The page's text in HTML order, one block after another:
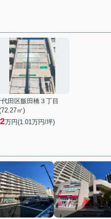
代田区飯田橋３丁目
㎡)
万円(1.01万円/坪)